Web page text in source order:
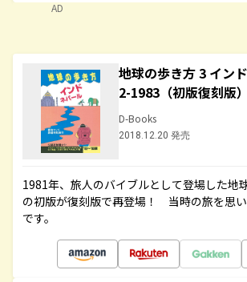
AD
地球の歩き方 3 イン
2-1983（初版復刻版）
D-Books
2018.12.20 発売
1981年、旅人のバイブルとして登場した地
の初版が復刻版で再登場！ 当時の旅を思
です。